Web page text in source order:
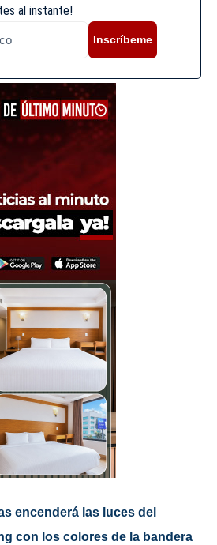
al instante!
Inscríbeme
encenderá las luces del
con los colores de la bandera